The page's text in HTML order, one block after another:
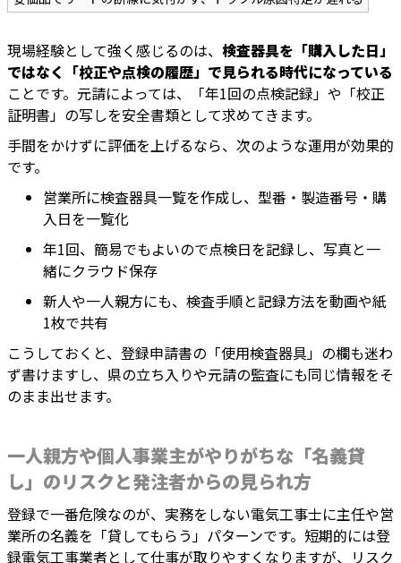
現場経験として強く感じるのは、 検査器具を「購入した日」
ではなく「校正や点検の履歴」で見られる時代になっている
ことです。元請によっては、「年1回の点検記録」や「校正
証明書」の写しを安全書類として求めてきます。
手間をかけずに評価を上げるなら、次のような運用が効果的
です。
営業所に検査器具一覧を作成し、型番・製造番号・購
入日を一覧化
年1回、簡易でもよいので点検日を記録し、写真と一
緒にクラウド保存
新人や一人親方にも、検査手順と記録方法を動画や紙
1枚で共有
こうしておくと、登録申請書の「使用検査器具」の欄も迷わ
ず書けますし、県の立ち入りや元請の監査にも同じ情報をそ
のまま出せます。
一人親方や個人事業主がやりがちな「名義貸
し」のリスクと発注者からの見られ方
登録で一番危険なのが、実務をしない電気工事士に主任や営
業所の名義を「貸してもらう」パターンです。短期的には登
録電気工事業者として仕事が取りやすくなりますが、リスク